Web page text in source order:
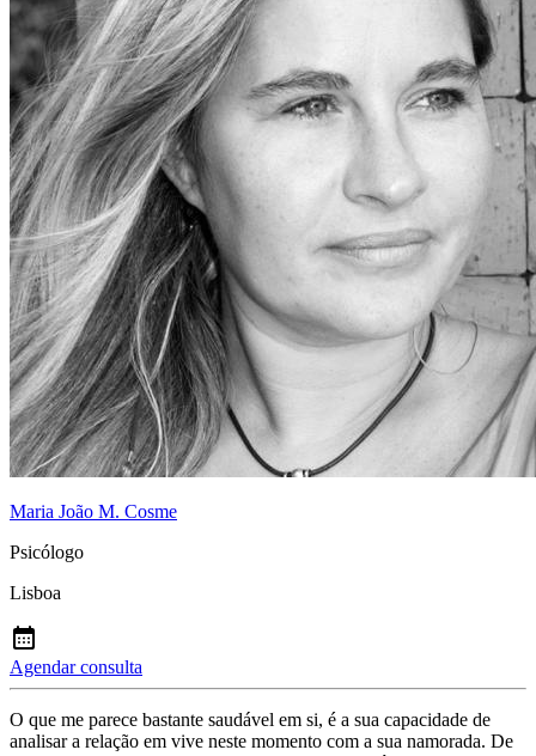
Maria João M. Cosme
Psicólogo
Lisboa
Agendar consulta
O que me parece bastante saudável em si, é a sua capacidade de
analisar a relação em vive neste momento com a sua namorada. De